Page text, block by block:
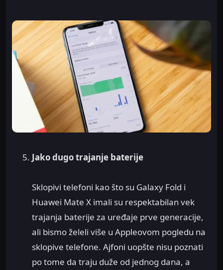
Jako dugo trajanje baterije
Sklopivi telefoni kao što su Galaxy Fold i
Huawei Mate X imali su respektabilan vek
trajanja baterije za uređaje prve generacije,
ali bismo želeli više u Appleovom pogledu na
sklopive telefone. Ajfoni uopšte nisu poznati
po tome da traju duže od jednog dana, a